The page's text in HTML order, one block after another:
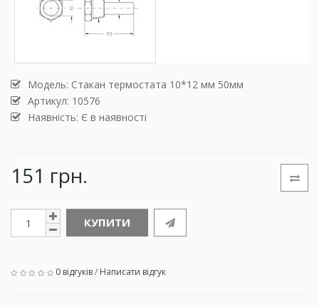
Модель: Стакан термостата 10*12 мм 50мм
Артикул: 10576
Наявність: Є в наявності
151 грн.
КУПИТИ
0 відгуків/ Написати відгук